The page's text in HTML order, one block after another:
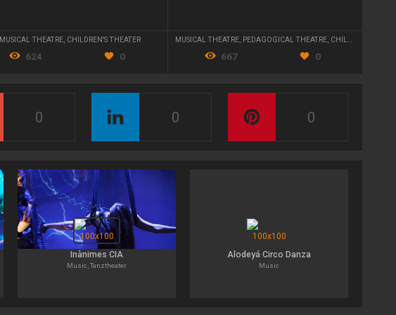
MUSICAL THEATRE, PEDAGOGICAL THEATRE, CHILDREN'S THEATER
667 0
MUSICAL THEATRE, CHILDREN'S THEATER
624 0
0 0 0
Inànimes CIA
Music, Tanztheater
Alodeyá Circo Danza
Music